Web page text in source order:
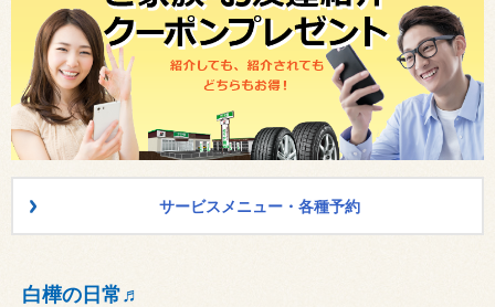
サービスメニュー・各種予約
白樺の日常♬